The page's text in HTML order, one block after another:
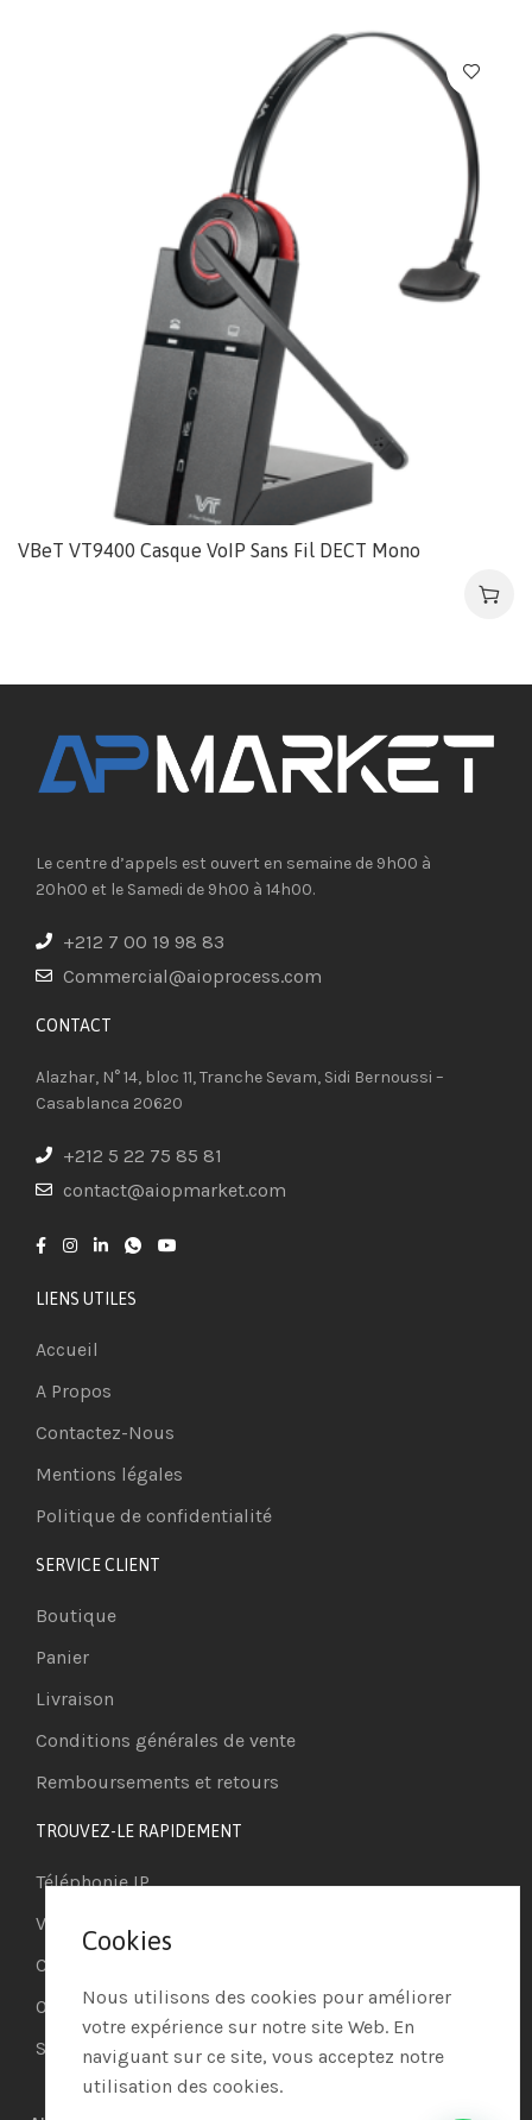
VBeT VT9400 Casque VoIP Sans Fil DECT Mono
Le centre d’appels est ouvert en semaine de 9h00 à
20h00 et le Samedi de 9h00 à 14h00.
+212 7 00 19 98 83
Commercial@aioprocess.com
CONTACT​
Alazhar, N° 14, bloc 11, Tranche Sevam, Sidi Bernoussi –
Casablanca 20620
+212 5 22 75 85 81
contact@aiopmarket.com
LIENS UTILES
Accueil
A Propos
Contactez-Nous
Mentions légales
Politique de confidentialité
SERVICE CLIENT
Boutique
Panier
Livraison
Conditions générales de vente
Remboursements et retours
TROUVEZ-LE RAPIDEMENT
Téléphonie IP
Visioconférence
Casques
Ordinateurs
Systèmes de securité
Cookies
Nous utilisons des cookies pour améliorer
votre expérience sur notre site Web. En
naviguant sur ce site, vous acceptez notre
utilisation des cookies.